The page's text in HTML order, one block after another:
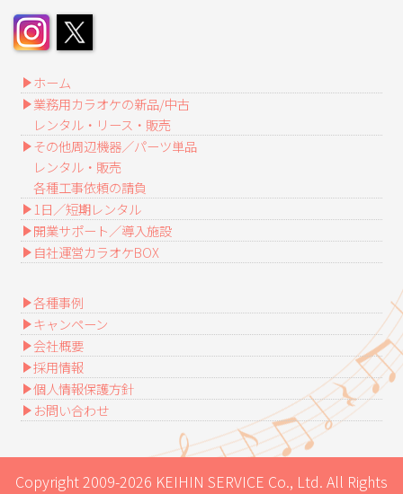
ホーム
業務用カラオケの新品/中古
レンタル・リース・販売
その他周辺機器／パーツ単品
レンタル・販売
各種工事依頼の請負
1日／短期レンタル
開業サポート／導入施設
自社運営カラオケBOX
各種事例
キャンペーン
会社概要
採用情報
個人情報保護方針
お問い合わせ
Copyright 2009-2026 KEIHIN SERVICE Co., Ltd. All Rights